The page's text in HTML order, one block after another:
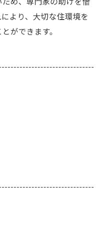
め、専門家の助けを借
より、大切な住環境を
ができます。